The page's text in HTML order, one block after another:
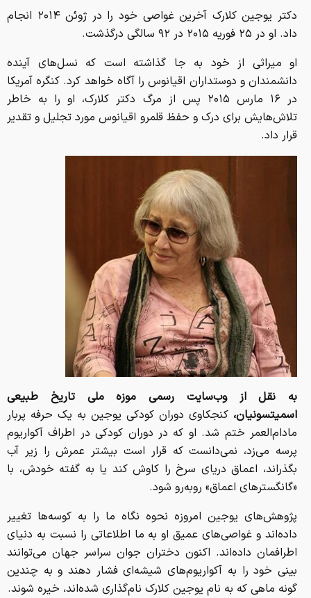
دکتر یوجین کلارک آخرین غواصی خود را در ژوئن ۲۰۱۴ انجام
داد. او در ۲۵ فوریه ۲۰۱۵ در ۹۲ سالگی درگذشت.
او میراثی از خود به جا گذاشته است که نسل‌های آینده
دانشمندان و دوستداران اقیانوس را آگاه خواهد کرد. کنگره آمریکا
در ۱۶ مارس ۲۰۱۵ پس از مرگ دکتر کلارک، او را به خاطر
تلاش‌هایش برای درک و حفظ قلمرو اقیانوس مورد تجلیل و تقدیر
قرار داد.
به نقل از وب‌سایت رسمی موزه ملی تاریخ طبیعی
اسمیتسونیان، کنجکاوی دوران کودکی یوجین به یک حرفه پربار
مادام‌العمر ختم شد. او که در دوران کودکی در اطراف آکواریوم
پرسه می‌زد، نمی‌دانست که قرار است بیشتر عمرش را زیر آب
بگذراند، اعماق دریای سرخ را کاوش کند یا به گفته خودش، با
«گانگسترهای اعماق» روبه‌رو شود.
پژوهش‌های یوجین امروزه نحوه نگاه ما را به کوسه‌ها تغییر
داده‌اند و غواصی‌های عمیق او به ما اطلاعاتی را نسبت به دنیای
اطرافمان داده‌اند. اکنون دختران جوان سراسر جهان می‌توانند
بینی خود را به آکواریوم‌های شیشه‌ای فشار دهند و به چندین
گونه ماهی که به نام یوجین کلارک نام‌گذاری شده‌اند، خیره شوند.